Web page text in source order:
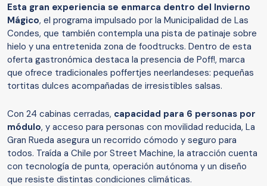
Esta gran experiencia se enmarca dentro del Invierno
Mágico, el programa impulsado por la Municipalidad de Las
Condes, que también contempla una pista de patinaje sobre
hielo y una entretenida zona de foodtrucks. Dentro de esta
oferta gastronómica destaca la presencia de Poff!, marca
que ofrece tradicionales poffertjes neerlandeses: pequeñas
tortitas dulces acompañadas de irresistibles salsas.
Con 24 cabinas cerradas, capacidad para 6 personas por
módulo, y acceso para personas con movilidad reducida, La
Gran Rueda asegura un recorrido cómodo y seguro para
todos. Traída a Chile por Street Machine, la atracción cuenta
con tecnología de punta, operación autónoma y un diseño
que resiste distintas condiciones climáticas.